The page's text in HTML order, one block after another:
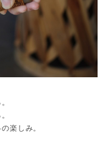
。
楽しみ。